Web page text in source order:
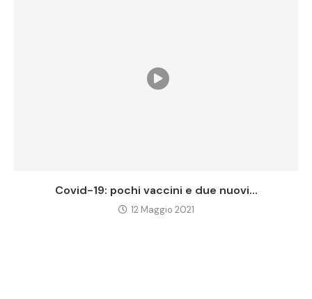
Covid-19: pochi vaccini e due nuovi...
12 Maggio 2021